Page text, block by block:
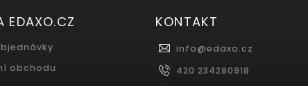
EDAXO.CZ
obchodu
KONTAKT
info@edaxo.cz
420 234280918